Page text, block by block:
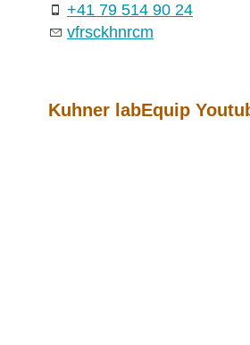
+41 79 514 90 24
vfrsckhnrcm
Kuhner labEquip